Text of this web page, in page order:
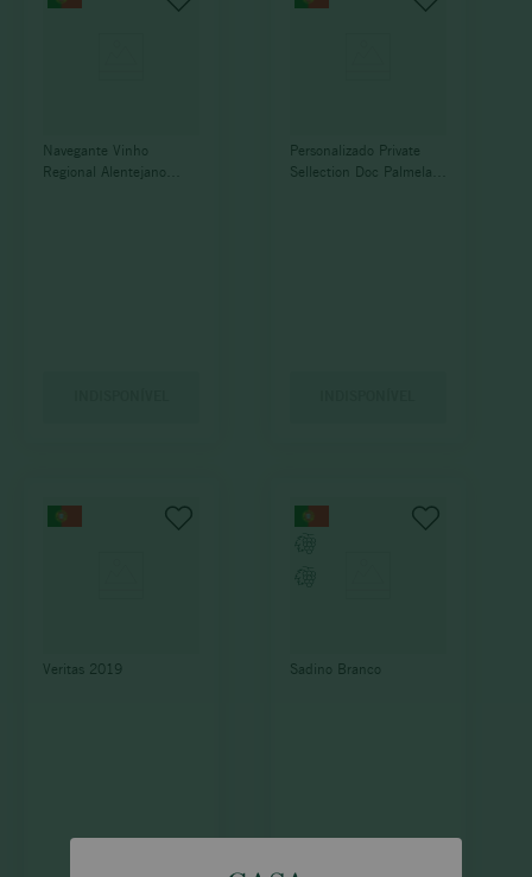
Navegante Vinho
Regional Alentejano
Personalizado Private
Sellection Doc Palmela
Veritas 2019 Sadino Branco